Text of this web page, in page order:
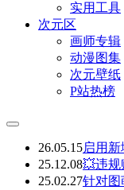
实用工具
次元区
画师专辑
动漫图集
次元壁纸
P站热榜
26.05.15启用
25.12.08💥违规
25.02.27针对图